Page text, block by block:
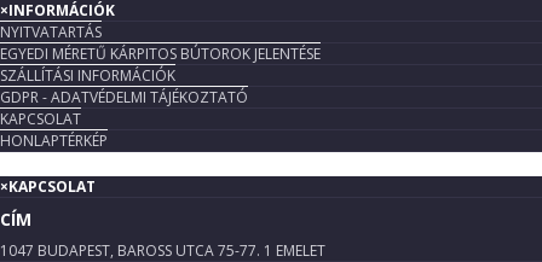
×INFORMÁCIÓK
NYITVATARTÁS
EGYEDI MÉRETŰ KÁRPITOS BÚTOROK JELENTÉSE
SZÁLLÍTÁSI INFORMÁCIÓK
GDPR - ADATVÉDELMI TÁJÉKOZTATÓ
KAPCSOLAT
HONLAPTÉRKÉP
×KAPCSOLAT
CÍM
1047 BUDAPEST, BAROSS UTCA 75-77. 1 EMELET